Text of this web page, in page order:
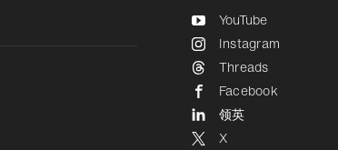
YouTube
Instagram
Threads
Facebook
领英
X